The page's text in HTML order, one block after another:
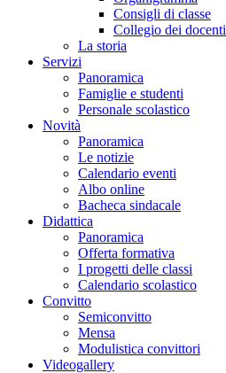
Consigli di classe
Collegio dei docenti
La storia
Servizi
Panoramica
Famiglie e studenti
Personale scolastico
Novità
Panoramica
Le notizie
Calendario eventi
Albo online
Bacheca sindacale
Didattica
Panoramica
Offerta formativa
I progetti delle classi
Calendario scolastico
Convitto
Semiconvitto
Mensa
Modulistica convittori
Videogallery